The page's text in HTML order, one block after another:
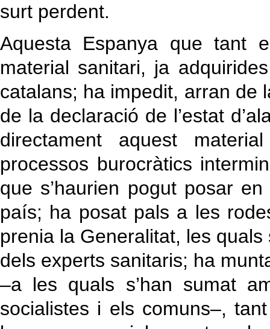
surt perdent.
Aquesta Espanya que tant
material sanitari, ja
catalans; ha impedit, arran de
de la declaració de l’estat
directament aquest
processos burocràtics
que s’haurien pogut posar
país; ha posat pals a les
prenia la Generalitat, les
dels experts sanitaris; ha
–a les quals s’han sumat
socialistes i els comuns–,